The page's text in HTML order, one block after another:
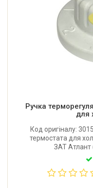
Ручка
для
Код оригіналу:
термостата для
ЗАТ Атлант